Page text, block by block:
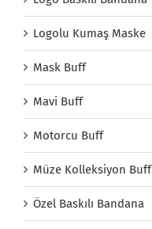
Logolu Kumaş Maske
Mask Buff
Mavi Buff
Motorcu Buff
Müze Kolleksiyon Buff
Özel Baskılı Bandana